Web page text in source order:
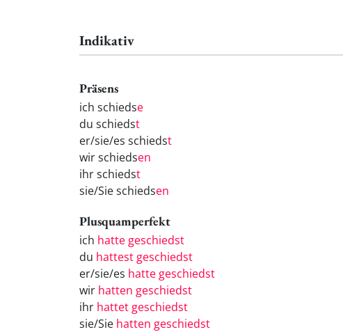
Indikativ
Präsens
ich schiedse
du schiedst
er/sie/es schiedst
wir schiedsen
ihr schiedst
sie/Sie schiedsen
Plusquamperfekt
ich hatte geschiedst
du hattest geschiedst
er/sie/es hatte geschiedst
wir hatten geschiedst
ihr hattet geschiedst
sie/Sie hatten geschiedst